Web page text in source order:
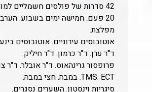
42 סדרות של פולסים חשמליים למוח.
20 פעם. חמישה ימים בשבוע.
מפלצת.
אוטובוסים עירוניים. אוטובוסים
ד"ר ערן. ד"ר כרמון. ד"ר חיליק.
פרופסור גרינהאוס. ד"ר אובלר. ד"ר
TMS. ECT. במבה. חצי במבה.
סיגריות וינסטון. השערים נסגרים.